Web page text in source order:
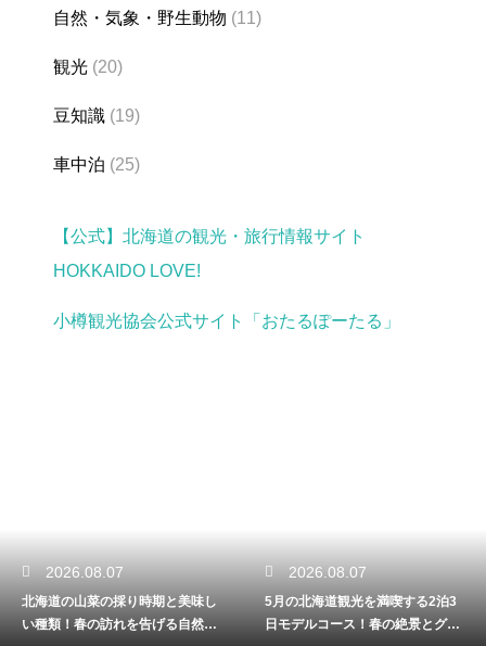
自然・気象・野生動物 (11)
観光 (20)
豆知識 (19)
車中泊 (25)
【公式】北海道の観光・旅行情報サイト
HOKKAIDO LOVE!
小樽観光協会公式サイト「おたるぽーたる」
と美味し
る自然の
5月の北海道観光を満喫する2泊3
日モデルコース！春の絶景とグル
札幌から函館への移
のどっち？料金と所